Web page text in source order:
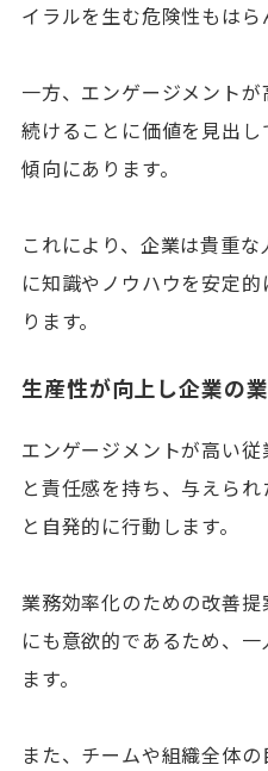
イラルを生む危険性もはら
一方、エンゲージメント
続けることに価値を見出
傾向にあります。
これにより、企業は貴重
に知識やノウハウを安定
ります。
生産性が向上し企業の
エンゲージメントが高い
と責任感を持ち、与えら
と自発的に行動します。
業務効率化のための改善
にも意欲的であるため、
ます。
また、チームや組織全体